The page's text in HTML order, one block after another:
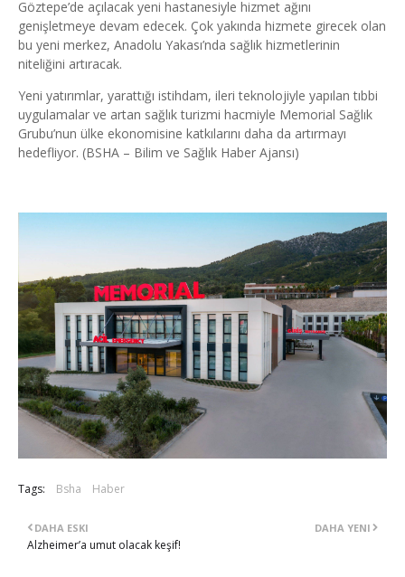
Göztepe’de açılacak yeni hastanesiyle hizmet ağını
genişletmeye devam edecek. Çok yakında hizmete girecek olan
bu yeni merkez, Anadolu Yakası’nda sağlık hizmetlerinin
niteliğini artıracak.
Yeni yatırımlar, yarattığı istihdam, ileri teknolojiyle yapılan tıbbi
uygulamalar ve artan sağlık turizmi hacmiyle Memorial Sağlık
Grubu’nun ülke ekonomisine katkılarını daha da artırmayı
hedefliyor. (BSHA – Bilim ve Sağlık Haber Ajansı)
Tags: Bsha Haber
DAHA YENI
DAHA ESKI
Alzheimer’a umut olacak keşif!